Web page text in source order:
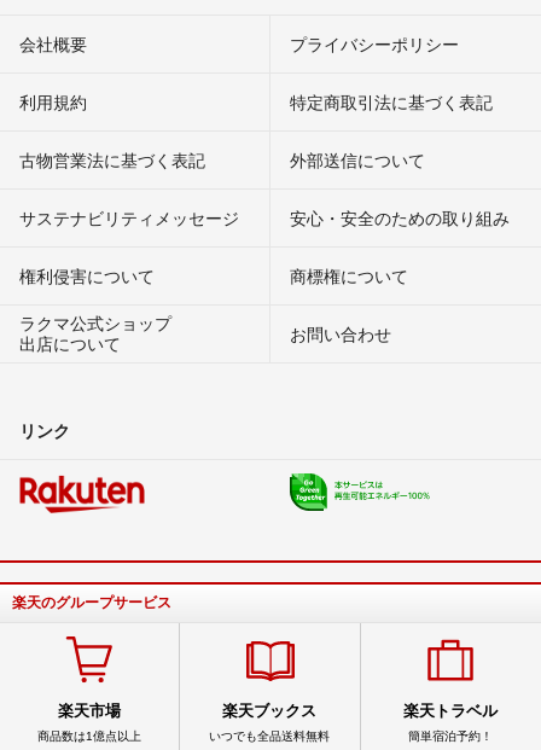
会社概要 プライバシーポリシー
利用規約 特定商取引法に基づく表記
古物営業法に基づく表記 外部送信について
サステナビリティメッセージ 安心・安全のための取り組み
権利侵害について
商標権について
ラクマ公式ショップ
出店について
お問い合わせ
リンク
楽天のグループサービス
楽天市場
商品数は1億点以上
楽天ブックス
いつでも全品送料無料
楽天トラベル
簡単宿泊予約！